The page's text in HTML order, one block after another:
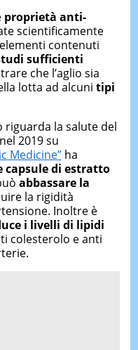
proprietà anti-
scientificamente
contenuti
sufficienti
che l’aglio sia
lotta ad alcuni tipi
la salute del
2019 su
Medicine”ha
capsule di estratto
abbassare la
la rigidità
Inoltre è
i livelli di lipidi
colesterolo e anti